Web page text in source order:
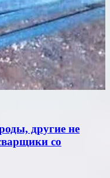
другие не
со